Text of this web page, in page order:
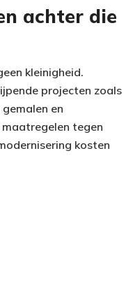
achter die
kleinigheid.
projecten zoals
en
tegen
kosten